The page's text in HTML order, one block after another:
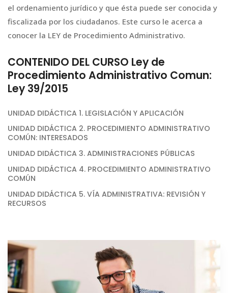
el ordenamiento jurídico y que ésta puede ser conocida y
fiscalizada por los ciudadanos. Este curso le acerca a
conocer la LEY de Procedimiento Administrativo.
CONTENIDO DEL CURSO Ley de
Procedimiento Administrativo Comun:
Ley 39/2015
UNIDAD DIDÁCTICA 1. LEGISLACIÓN Y APLICACIÓN
UNIDAD DIDÁCTICA 2. PROCEDIMIENTO ADMINISTRATIVO
COMÚN: INTERESADOS
UNIDAD DIDÁCTICA 3. ADMINISTRACIONES PÚBLICAS
UNIDAD DIDÁCTICA 4. PROCEDIMIENTO ADMINISTRATIVO
COMÚN
UNIDAD DIDÁCTICA 5. VÍA ADMINISTRATIVA: REVISIÓN Y
RECURSOS